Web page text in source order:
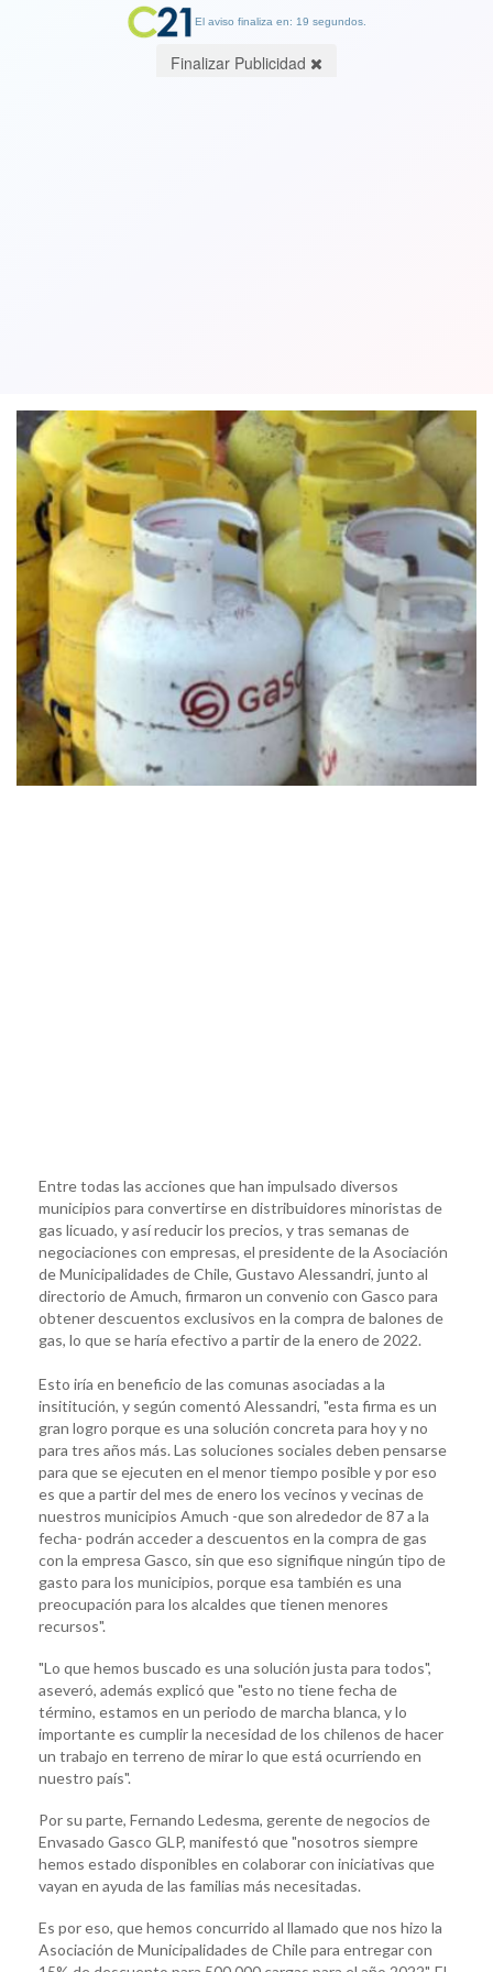
Entre todas las acciones que han impulsado diversos
municipios para convertirse en distribuidores minoristas de
gas licuado, y así reducir los precios, y tras semanas de
negociaciones con empresas, el presidente de la Asociación
de Municipalidades de Chile, Gustavo Alessandri, junto al
directorio de Amuch, firmaron un convenio con Gasco para
obtener descuentos exclusivos en la compra de balones de
gas, lo que se haría efectivo a partir de la enero de 2022.
Esto iría en beneficio de las comunas asociadas a la
insititución, y según comentó Alessandri, "esta firma es un
gran logro porque es una solución concreta para hoy y no
para tres años más. Las soluciones sociales deben pensarse
para que se ejecuten en el menor tiempo posible y por eso
es que a partir del mes de enero los vecinos y vecinas de
nuestros municipios Amuch -que son alrededor de 87 a la
fecha- podrán acceder a descuentos en la compra de gas
con la empresa Gasco, sin que eso signifique ningún tipo de
gasto para los municipios, porque esa también es una
preocupación para los alcaldes que tienen menores
recursos".
"Lo que hemos buscado es una solución justa para todos",
aseveró, además explicó que "esto no tiene fecha de
término, estamos en un periodo de marcha blanca, y lo
importante es cumplir la necesidad de los chilenos de hacer
un trabajo en terreno de mirar lo que está ocurriendo en
nuestro país".
Por su parte, Fernando Ledesma, gerente de negocios de
Envasado Gasco GLP, manifestó que "nosotros siempre
hemos estado disponibles en colaborar con iniciativas que
vayan en ayuda de las familias más necesitadas.
Es por eso, que hemos concurrido al llamado que nos hizo la
Asociación de Municipalidades de Chile para entregar con
El aviso finaliza en: 19 segundos.
Finalizar Publicidad